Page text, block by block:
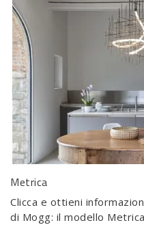
Metrica
Clicca e ottieni
di Mogg: il modello